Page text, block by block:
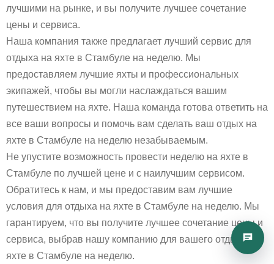
лучшими на рынке, и вы получите лучшее сочетание
цены и сервиса.
Наша компания также предлагает лучший сервис для
отдыха на яхте в Стамбуле на неделю. Мы
предоставляем лучшие яхты и профессиональных
экипажей, чтобы вы могли наслаждаться вашим
путешествием на яхте. Наша команда готова ответить на
все ваши вопросы и помочь вам сделать ваш отдых на
яхте в Стамбуле на неделю незабываемым.
Не упустите возможность провести неделю на яхте в
Стамбуле по лучшей цене и с наилучшим сервисом.
Обратитесь к нам, и мы предоставим вам лучшие
условия для отдыха на яхте в Стамбуле на неделю. Мы
гарантируем, что вы получите лучшее сочетание цены и
сервиса, выбрав нашу компанию для вашего отдыха на
яхте в Стамбуле на неделю.